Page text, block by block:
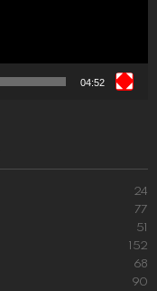
04:52
24
77
51
152
68
90